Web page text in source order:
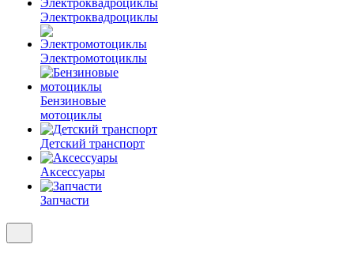
Электроквадроциклы
Электромотоциклы
Бензиновые
мотоциклы
Детский транспорт
Аксессуары
Запчасти